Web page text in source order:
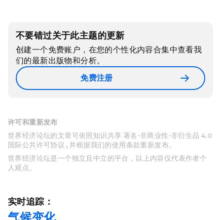
不要错过关于此主题的更新
创建一个免费账户，在您的个性化内容合集中查看我
们的最新出版物和分析。
免费注册
许可和重新发布
世界经济论坛的文章可依照知识共享 署名-非商业性-非衍生品 4.0
国际公共许可协议 , 并根据我们的使用条款重新发布。
世界经济论坛是一个独立且中立的平台，以上内容仅代表作者个
人观点。
实时追踪：